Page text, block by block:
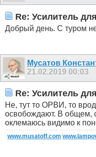
Re: Усилитель
Добрый день. С туром
Мусатов
21.02.2019 00:03
Re: Усилитель
Не, тут то ОРВИ, то
освобождают. В общем,
оклемаюсь видимо к
www.musatoff.com